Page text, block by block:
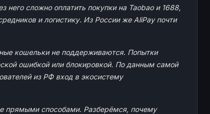
сложно оплатить покупки на Taobao и 1688,
и логистику. Из России же AliPay почти
кошельки не поддерживаются. Попытки
ошибкой или блокировкой. По данным самой
из РФ вход в экосистему
прямыми способами. Разберёмся, почему